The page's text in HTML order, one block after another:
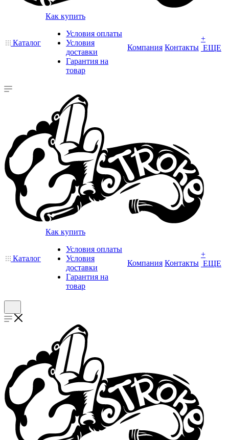
Каталог
Как купить
Условия оплаты
Условия
доставки
Гарантия на
товар
Компания Контакты
+
ЕЩЕ
Каталог
Как купить
Условия оплаты
Условия
доставки
Гарантия на
товар
Компания Контакты
+
ЕЩЕ